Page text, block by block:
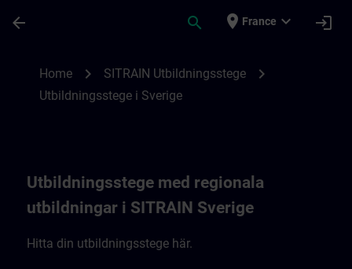
arrow_back search place France expand_more login
Home chevron_right SITRAIN Utbildningsstege chevron_right
Utbildningsstege i Sverige
Utbildningsstege med regionala
utbildningar i SITRAIN Sverige
Hitta din utbildningsstege här.